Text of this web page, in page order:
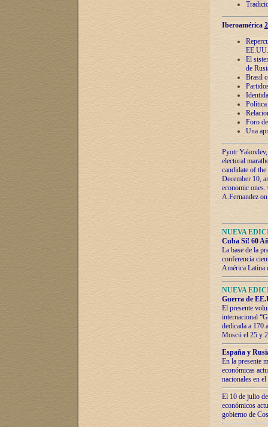
Iberoamérica
EE.UU.
El
de
Brasil
Política
Foro
Una
Pyotr
electoral
candidate of
December 10,
economic
A.Fernandez
NUEVA
Cuba Sí! 60
La base de la
conferencia
América Latina
NUEVA
Guerra de
El presente
internacional
dedicada a 170
Moscú el 25 y
España y
En la presente
económicas
nacionales en
El 10 de julio
económicos
gobierno de